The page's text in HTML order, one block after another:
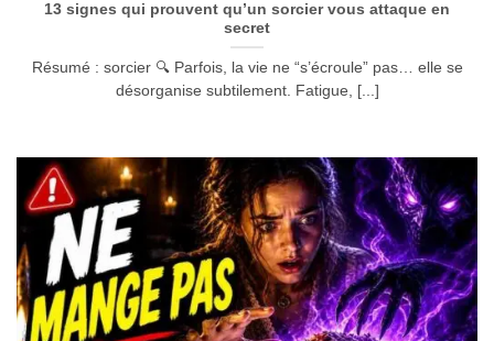
13 signes qui prouvent qu’un sorcier vous attaque en
secret
Résumé : sorcier 🔍 Parfois, la vie ne “s’écroule” pas… elle se
désorganise subtilement. Fatigue, [...]